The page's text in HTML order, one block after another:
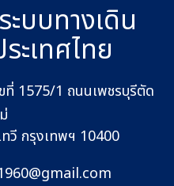
บบทางเดิน
ะเทศไทย
ที่ 1575/1 ถนนเพชรบุรีตัด
ทวี กรุงเทพฯ 10400